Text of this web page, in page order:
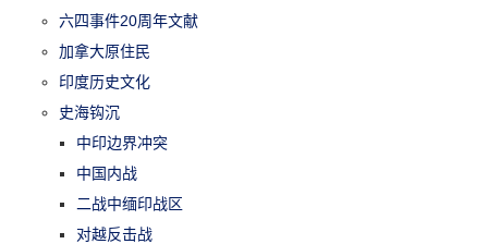
六四事件20周年文献
加拿大原住民
印度历史文化
史海钩沉
中印边界冲突
中国内战
二战中缅印战区
对越反击战